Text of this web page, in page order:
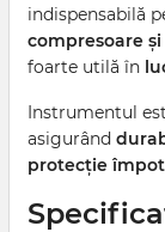
indispensabilă
compresoare
foarte utilă în
Instrumentul
asigurând
protecție